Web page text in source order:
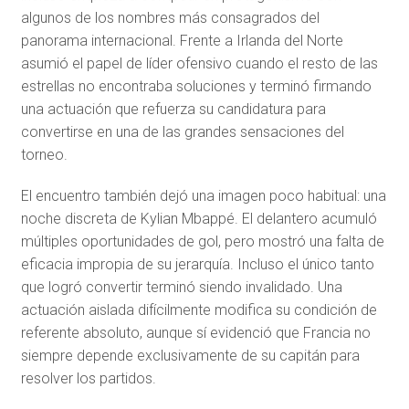
algunos de los nombres más consagrados del
panorama internacional. Frente a Irlanda del Norte
asumió el papel de líder ofensivo cuando el resto de las
estrellas no encontraba soluciones y terminó firmando
una actuación que refuerza su candidatura para
convertirse en una de las grandes sensaciones del
torneo.
El encuentro también dejó una imagen poco habitual: una
noche discreta de Kylian Mbappé. El delantero acumuló
múltiples oportunidades de gol, pero mostró una falta de
eficacia impropia de su jerarquía. Incluso el único tanto
que logró convertir terminó siendo invalidado. Una
actuación aislada difícilmente modifica su condición de
referente absoluto, aunque sí evidenció que Francia no
siempre depende exclusivamente de su capitán para
resolver los partidos.